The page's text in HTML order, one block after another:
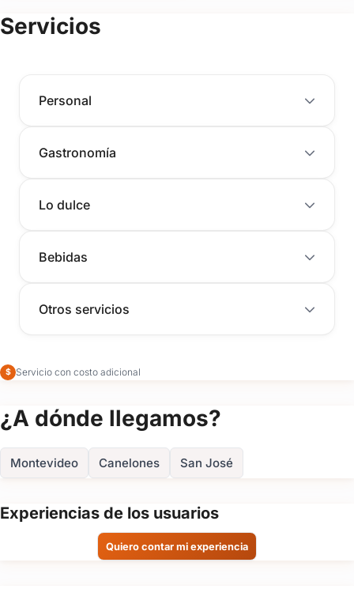
Servicios
Personal
Gastronomía
Lo dulce
Bebidas
Otros servicios
$ Servicio con costo adicional
¿A dónde llegamos?
Montevideo Canelones San José
Experiencias de los usuarios
Quiero contar mi experiencia